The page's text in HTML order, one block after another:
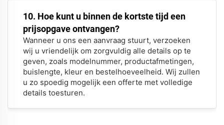
10. Hoe kunt u binnen de kortste tijd een
prijsopgave ontvangen?
Wanneer u ons een aanvraag stuurt, verzoeken
wij u vriendelijk om zorgvuldig alle details op te
geven, zoals modelnummer, productafmetingen,
buislengte, kleur en bestelhoeveelheid. Wij zullen
u zo spoedig mogelijk een offerte met volledige
details toesturen.